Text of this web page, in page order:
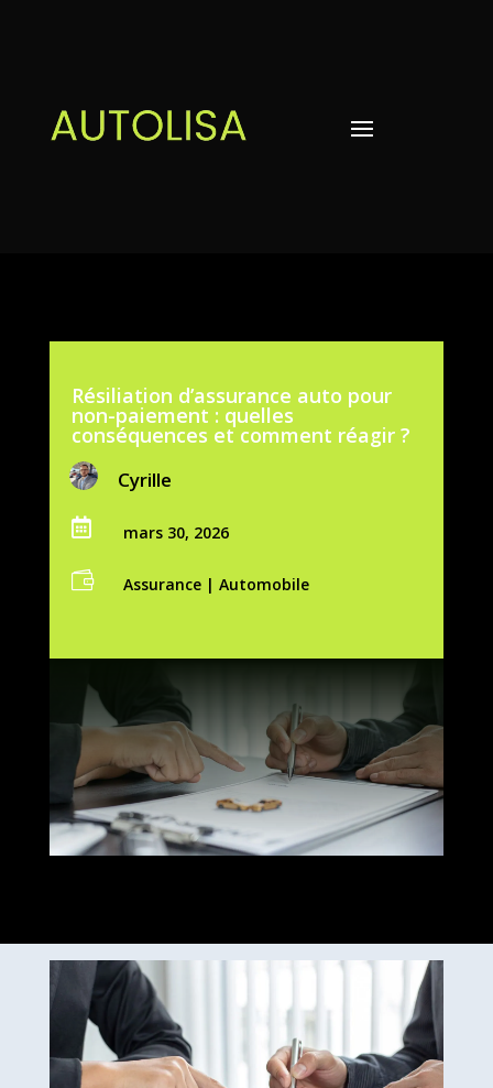
Résiliation d’assurance auto pour
non-paiement : quelles
conséquences et comment réagir ?
Cyrille
 mars 30, 2026
 Assurance| Automobile